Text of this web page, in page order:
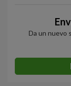
Da un nuevo